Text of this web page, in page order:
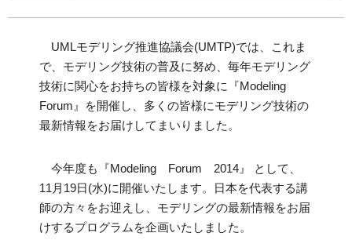
UMLモデリング推進協議会(UMTP)では、これま
で、モデリング技術の普及に努め、毎年モデリング
技術に関心をお持ちの皆様を対象に『Modeling
Forum』を開催し、多くの皆様にモデリング技術の
最新情報をお届けしてまいりました。
今年度も『Modeling Forum 2014』 として、
11月19日(水)に開催いたします。日本を代表する講
師の方々をお迎えし、モデリングの最新情報をお届
けするプログラムを企画いたしました。